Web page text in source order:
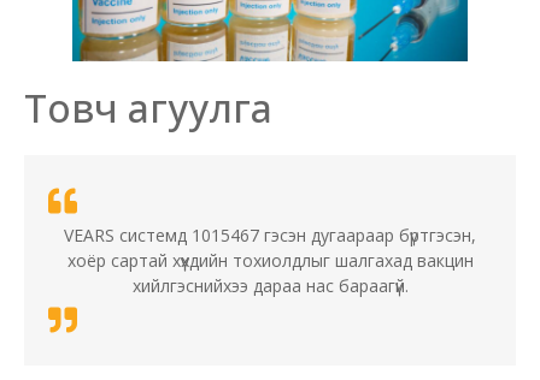
Товч агуулга
VEARS системд 1015467 гэсэн дугаараар бүртгэсэн,
хоёр сартай хүүхдийн тохиолдлыг шалгахад вакцин
хийлгэснийхээ дараа нас бараагүй.